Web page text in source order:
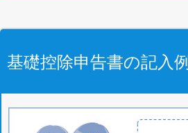
基礎控除申告書の記入例